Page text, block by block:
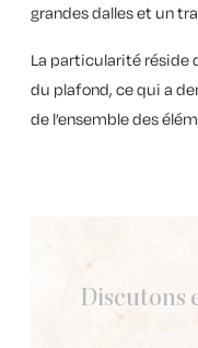
grandes dalles et un
La particularité réside
du plafond, ce qui a
de l’ensemble des
Discutons